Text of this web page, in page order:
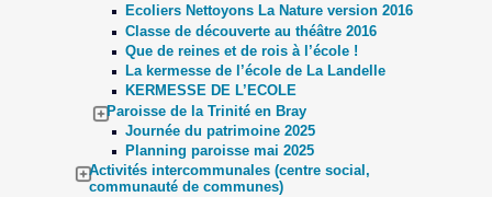
Ecoliers Nettoyons La Nature version 2016
Classe de découverte au théâtre 2016
Que de reines et de rois à l’école !
La kermesse de l’école de La Landelle
KERMESSE DE L’ECOLE
Paroisse de la Trinité en Bray
Journée du patrimoine 2025
Planning paroisse mai 2025
Activités intercommunales (centre social,
communauté de communes)